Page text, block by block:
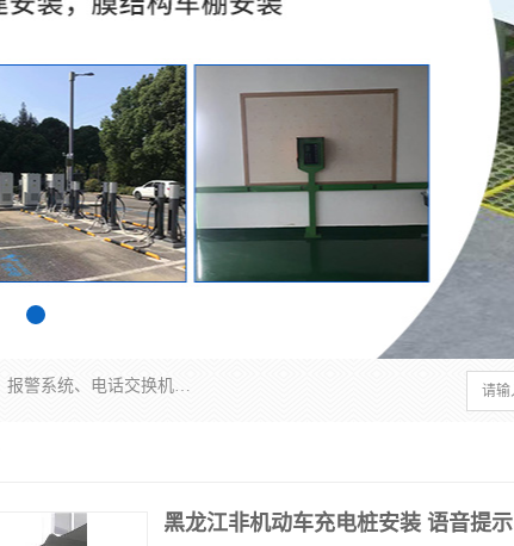
苏州迈凯隆系统集成科技有限公司电话: 联系人:马杰森 销售安装视频监控、报警系统、电话交换机、门禁考勤、巡更系统、呼叫对讲系统、停车场道闸、智能家居、广播系统、综合布线、办公设备、电子商务软件、网络工程、酒店门锁系列 系统集成、VOD视频点播、LED显示屏、节能产品、USP电源、收银机等弱电及智能化项目。
黑龙江非机动车充电桩安装 语音提示